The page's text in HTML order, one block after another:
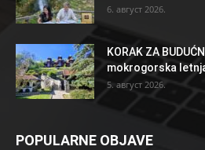
6. август 2026.
KORAK ZA
mokrogorska
5. август 2026.
POPULARNE OBJAVE